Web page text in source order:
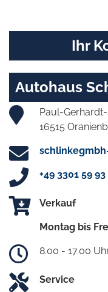
Ihr
Autohaus
Paul-Gerhardt-
16515
+49 3301 59 93
Verkauf
Montag bis
8.00 - 17.00
Service